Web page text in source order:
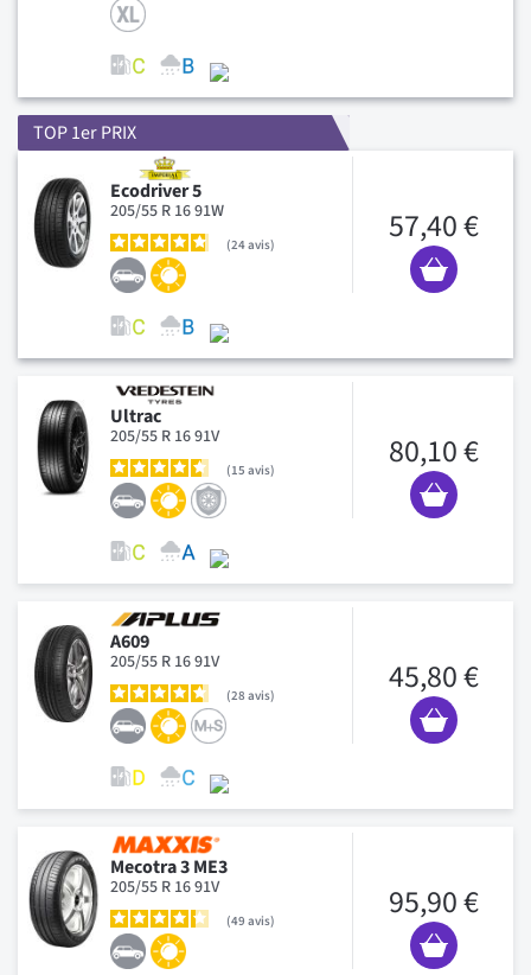
TOP 1er PRIX
Ecodriver 5
205/55 R 16 91W
24avis 57,40 €
Ultrac
205/55 R 16 91V
15 avis 80,10 €
A609
205/55 R 16 91V
28 avis 45,80 €
Mecotra 3 ME3
205/55 R 16 91V
49 avis 95,90 €